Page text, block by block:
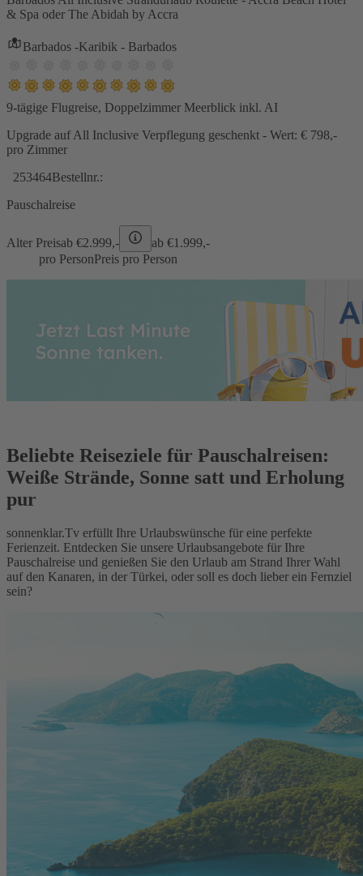
& Spa oder The Abidah by Accra
Barbados -Karibik - Barbados
9-tägige Flugreise, Doppelzimmer Meerblick inkl. AI
Upgrade auf All Inclusive Verpflegung geschenkt - Wert: € 798,-
pro Zimmer
253464Bestellnr.:
Pauschalreise
Alter Preisab €2.999,- ab €1.999,-
pro PersonPreis pro Person
Beliebte Reiseziele für Pauschalreisen:
Weiße Strände, Sonne satt und Erholung
pur
sonnenklar.Tv erfüllt Ihre Urlaubswünsche für eine perfekte
Ferienzeit. Entdecken Sie unsere Urlaubsangebote für Ihre
Pauschalreise und genießen Sie den Urlaub am Strand Ihrer Wahl
auf den Kanaren, in der Türkei, oder soll es doch lieber ein Fernziel
sein?